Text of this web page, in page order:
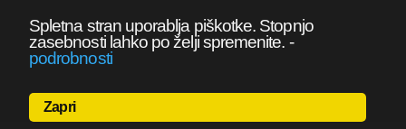
Spletna stran uporablja piškotke. Stopnjo
zasebnosti lahko po želji spremenite. -
podrobnosti
Zapri